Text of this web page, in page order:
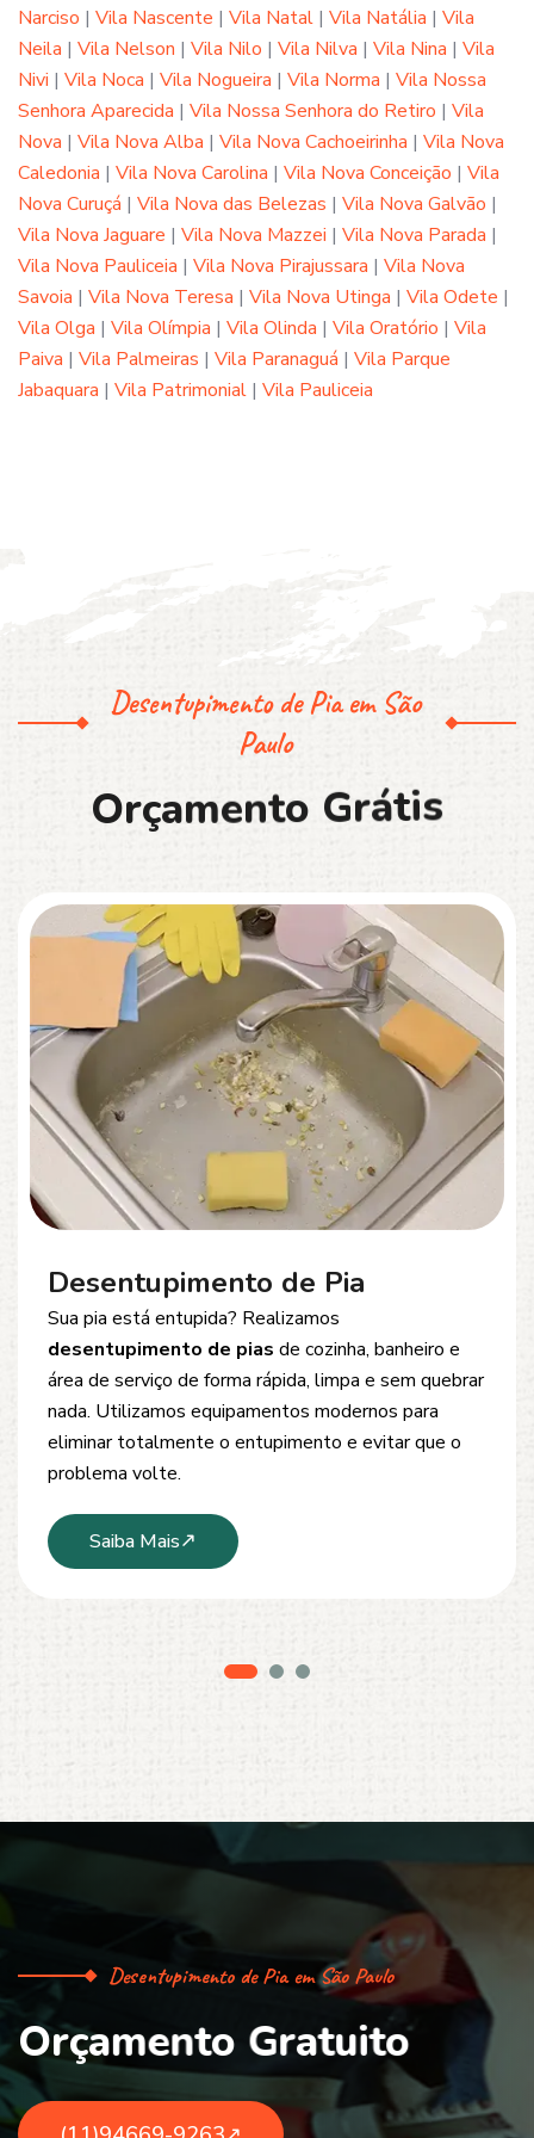
Narciso | Vila Nascente | Vila Natal | Vila Natália | Vila
Neila | Vila Nelson | Vila Nilo | Vila Nilva | Vila Nina | Vila
Nivi | Vila Noca | Vila Nogueira | Vila Norma | Vila Nossa
Senhora Aparecida | Vila Nossa Senhora do Retiro | Vila
Nova | Vila Nova Alba | Vila Nova Cachoeirinha | Vila Nova
Caledonia | Vila Nova Carolina | Vila Nova Conceição | Vila
Nova Curuçá | Vila Nova das Belezas | Vila Nova Galvão |
Vila Nova Jaguare | Vila Nova Mazzei | Vila Nova Parada |
Vila Nova Pauliceia | Vila Nova Pirajussara | Vila Nova
Savoia | Vila Nova Teresa | Vila Nova Utinga | Vila Odete |
Vila Olga | Vila Olímpia | Vila Olinda | Vila Oratório | Vila
Paiva | Vila Palmeiras | Vila Paranaguá | Vila Parque
Jabaquara | Vila Patrimonial | Vila Pauliceia
Desentupimento de Pia em São
Paulo
Orçamento Grátis
Desentupimento de Esgoto
Problemas comentupimento de esgoto
Oferecemos soluções rápidas e eficientes para
desobstrução de redes de esgoto, caixas de
inspeção e tubulações. Utilizamos equipamentos
modernos e técnicas seguras que garantem um
serviço limpo, ágil e sem danos à estrutura.
Saiba Mais
Desentupimento de Pia em São Paulo
Orçamento Gratuito